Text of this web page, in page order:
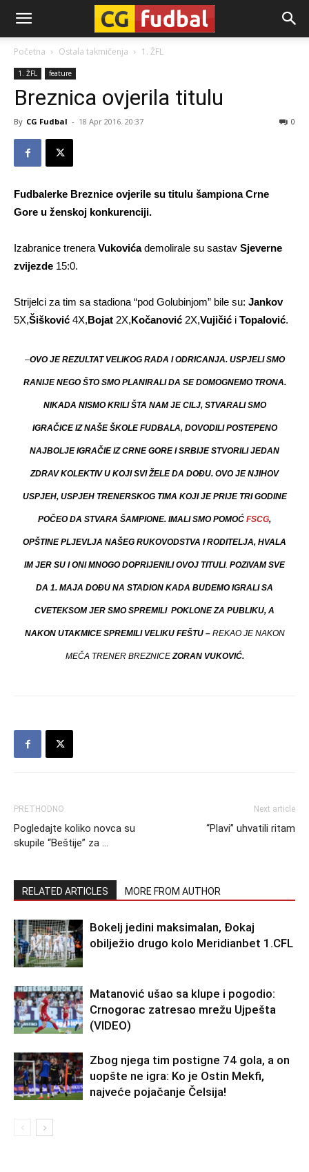
CG-
Fudbal
Početna Ostala takmičenja 1. ŽFL
1. ŽFL feature
Breznica ovjerila titulu
By CG Fudbal - 18 Apr 2016. 20:37 0
Fudbalerke Breznice ovjerile su titulu šampiona Crne
Gore u ženskoj konkurenciji.
Izabranice trenera Vukovićademolirale su sastav Sjeverne
zvijezde 15:0.
Strijelci za tim sa stadiona “pod Golubinjom” bile su: Jankov
5X,Šišković 4X,Bojat 2X,Kočanović 2X,Vujičić i Topalović.
–OVO JE REZULTAT VELIKOG RADA I ODRICANJA. USPJELI SMO
RANIJE NEGO ŠTO SMO PLANIRALI DA SE DOMOGNEMO TRONA.
NIKADA NISMO KRILI ŠTA NAM JE CILJ, STVARALI SMO
IGRAČICE IZ NAŠE ŠKOLE FUDBALA, DOVODILI POSTEPENO
NAJBOLJE IGRAČIE IZ CRNE GORE I SRBIJE STVORILI JEDAN
ZDRAV KOLEKTIV U KOJI SVI ŽELE DA DOĐU. OVO JE NJIHOV
USPJEH, USPJEH TRENERSKOG TIMA KOJI JE PRIJE TRI GODINE
POČEO DA STVARA ŠAMPIONE. IMALI SMO POMOĆ FSCG,
OPŠTINE PLJEVLJA NAŠEG RUKOVODSTVA I RODITELJA, HVALA
IM JER SU I ONI MNOGO DOPRIJENILI OVOJ TITULI. POZIVAM SVE
DA 1. MAJA DOĐU NA STADION KADA BUDEMO IGRALI SA
CVETEKSOM JER SMO SPREMILI POKLONE ZA PUBLIKU, A
NAKON UTAKMICE SPREMILI VELIKU FEŠTU –REKAO JE NAKON
MEČA TRENER BREZNICEZORAN VUKOVIĆ.
PRETHODNO
Pogledajte koliko novca su
skupile “Beštije” za …
Next article
“Plavi” uhvatili ritam
RELATED ARTICLES MORE FROM AUTHOR
Bokelj jedini maksimalan, Đokaj
obilježio drugo kolo Meridianbet 1.CFL
Matanović ušao sa klupe i pogodio:
Crnogorac zatresao mrežu Ujpešta
(VIDEO)
Zbog njega tim postigne 74 gola, a on
uopšte ne igra: Ko je Ostin Mekfi,
najveće pojačanje Čelsija!